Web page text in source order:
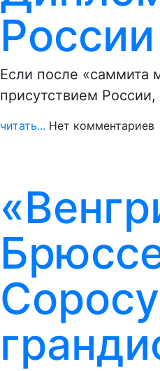
Если после «саммита
присутствием России,
читать... Нет комментариев